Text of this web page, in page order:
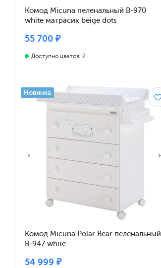
Комод Micuna пеленальный B-970
white матрасик beige dots
55 700 ₽
Доступно цветов: 2
Новинка
Комод Micuna Polar Bear пеленальный
B-947 white
54 999 ₽